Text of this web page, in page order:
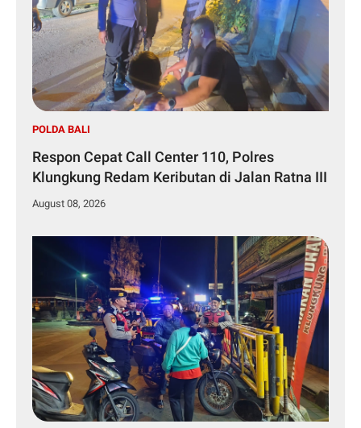
POLDA BALI
Respon Cepat Call Center 110, Polres
Klungkung Redam Keributan di Jalan Ratna III
August 08, 2026